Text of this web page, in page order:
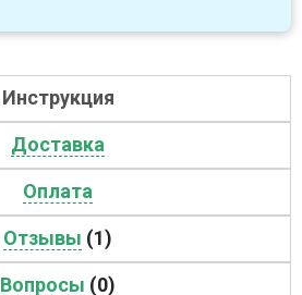
Инструкция
Доставка
Оплата
Отзывы (1)
Вопросы (0)